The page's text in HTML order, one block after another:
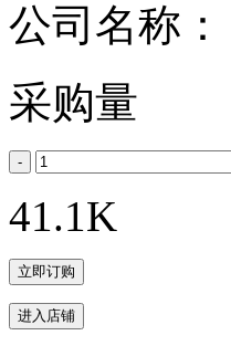
公司名称：
采购量
41.1K